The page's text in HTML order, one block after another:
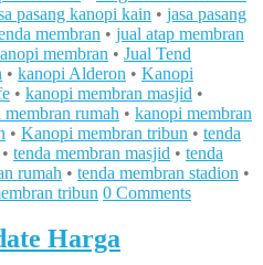
pasang kanopi kain • jasa pasang
membran • jual atap membran
membran • Jual Tend
• kanopi Alderon • Kanopi
• kanopi membran masjid •
rumah • kanopi membran
• Kanopi membran tribun • tenda
• tenda membran masjid • tenda
rumah • tenda membran stadion •
tribun 0 Comments
Harga